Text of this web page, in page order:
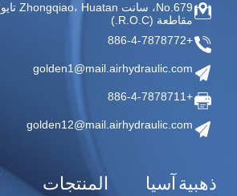
No.679، سانت Zhongqiao، Huatan تايوان
مقاطعة (R.O.C.)
+886-4-7878772
golden1@mail.airhydraulic.com
+886-4-7878711
golden12@mail.airhydraulic.com
ذهبية آسيا المنتجات